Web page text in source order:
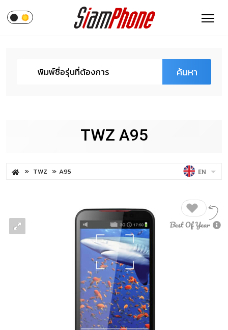
ค้นหา
TWZ A95
TWZ A95 EN